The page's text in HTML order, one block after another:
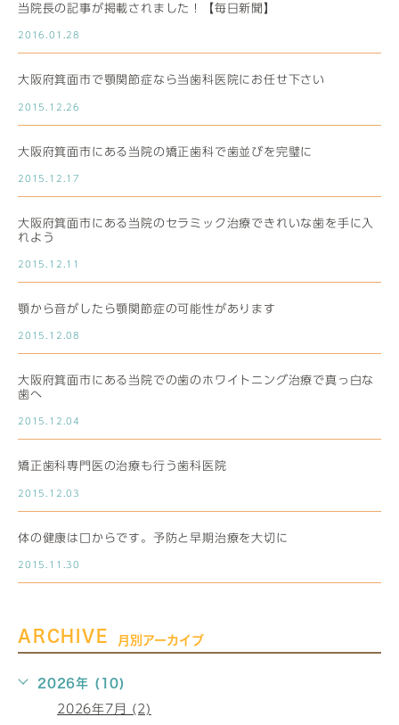
当院長の記事が掲載されました！【毎日新聞】
2016.01.28
大阪府箕面市で顎関節症なら当歯科医院にお任せ下さい
2015.12.26
大阪府箕面市にある当院の矯正歯科で歯並びを完璧に
2015.12.17
大阪府箕面市にある当院のセラミック治療できれいな歯を手に入
れよう
2015.12.11
顎から音がしたら顎関節症の可能性があります
2015.12.08
大阪府箕面市にある当院での歯のホワイトニング治療で真っ白な
歯へ
2015.12.04
矯正歯科専門医の治療も行う歯科医院
2015.12.03
体の健康は口からです。予防と早期治療を大切に
2015.11.30
ARCHIVE 月別アーカイブ
2026年 (10)
2026年7月 (2)